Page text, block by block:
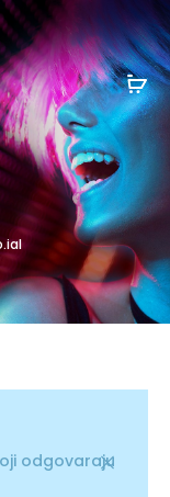
odgovaraju